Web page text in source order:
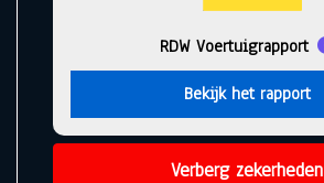
RDW Voertuigrapport
Bekijk het rapport
Verberg zekerheden